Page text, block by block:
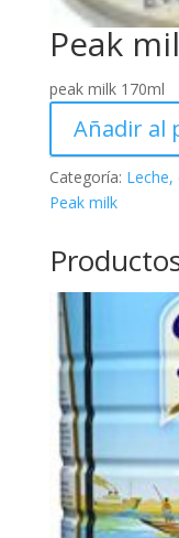
Peak
peak milk 170ml
Añadir al
Categoría: Leche,
Peak milk